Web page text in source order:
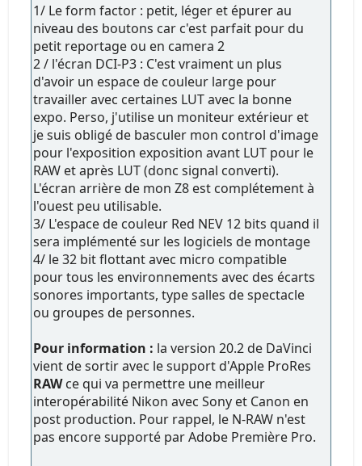
1/ Le form factor : petit, léger et épurer au
niveau des boutons car c'est parfait pour du
petit reportage ou en camera 2
2 / l'écran DCI-P3 : C'est vraiment un plus
d'avoir un espace de couleur large pour
travailler avec certaines LUT avec la bonne
expo. Perso, j'utilise un moniteur extérieur et
je suis obligé de basculer mon control d'image
pour l'exposition exposition avant LUT pour le
RAW et après LUT (donc signal converti).
L'écran arrière de mon Z8 est complétement à
l'ouest peu utilisable.
3/ L'espace de couleur Red NEV 12 bits quand il
sera implémenté sur les logiciels de montage
4/ le 32 bit flottant avec micro compatible
pour tous les environnements avec des écarts
sonores importants, type salles de spectacle
ou groupes de personnes.
Pour information : la version 20.2 de DaVinci
vient de sortir avec le support d'Apple ProRes
RAWce qui va permettre une meilleur
interopérabilité Nikon avec Sony et Canon en
post production. Pour rappel, le N-RAW n'est
pas encore supporté par Adobe Première Pro.